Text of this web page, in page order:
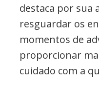
destaca por sua
resguardar os
momentos de
proporcionar
cuidado com a